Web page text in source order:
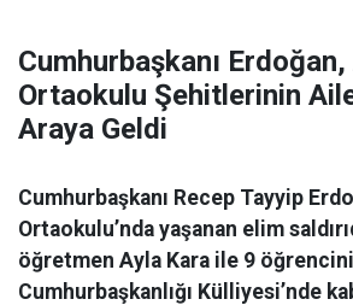
Cumhurbaşkanı Erdoğan,
Ortaokulu Şehitlerinin
Araya Geldi
Cumhurbaşkanı Recep Tayyip
Ortaokulu’nda yaşanan elim
öğretmen Ayla Kara ile 9
Cumhurbaşkanlığı Külliyesi’nde